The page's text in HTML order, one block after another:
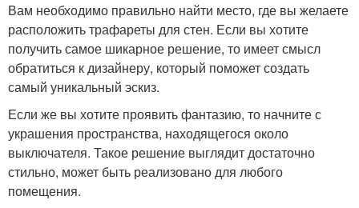
Вам необходимо правильно найти место, где вы желаете
расположить трафареты для стен. Если вы хотите
получить самое шикарное решение, то имеет смысл
обратиться к дизайнеру, который поможет создать
самый уникальный эскиз.
Если же вы хотите проявить фантазию, то начните с
украшения пространства, находящегося около
выключателя. Такое решение выглядит достаточно
стильно, может быть реализовано для любого
помещения.